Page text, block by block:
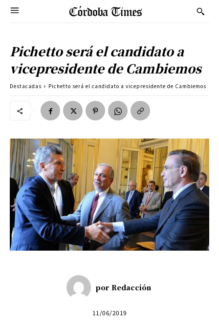
Pichetto será el candidato a
vicepresidente de Cambiemos
Destacadas Pichetto será el candidato a vicepresidente de Cambiemos
por Redacción
11/06/2019